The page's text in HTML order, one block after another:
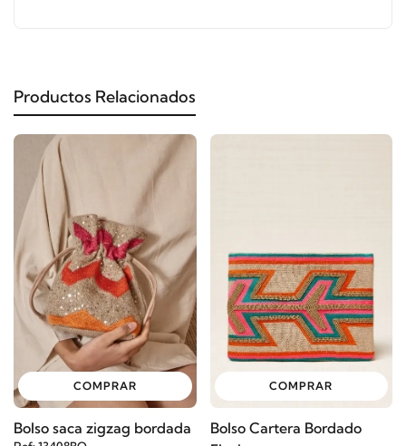
Productos Relacionados
COMPRAR
Bolso saca zigzag bordada
COMPRAR
Bolso Cartera Bordado